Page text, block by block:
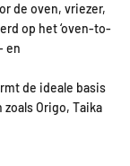
de oven, vriezer,
op het ‘oven-to-
en
de ideale basis
Origo, Taika